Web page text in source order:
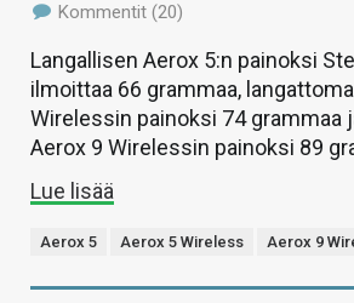
Kommentit (20)
Langallisen Aerox 5:n painoksi
ilmoittaa 66 grammaa,
Wirelessin painoksi 74 grammaa
Aerox 9 Wirelessin painoksi 89
Lue lisää
Aerox 5 Aerox 5 Wireless Aerox 9